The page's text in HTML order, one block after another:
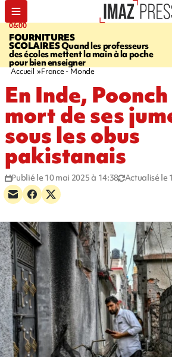
06:00
FOURNITURES
SCOLAIRESQuand les professeurs
des écoles mettent la main à la poche
pour bien enseigner
Accueil France - Monde
En Inde,
mort de ses
sous les obus
pakistanais
Publié le 10 mai 2025 à 14:38 Actualisé le